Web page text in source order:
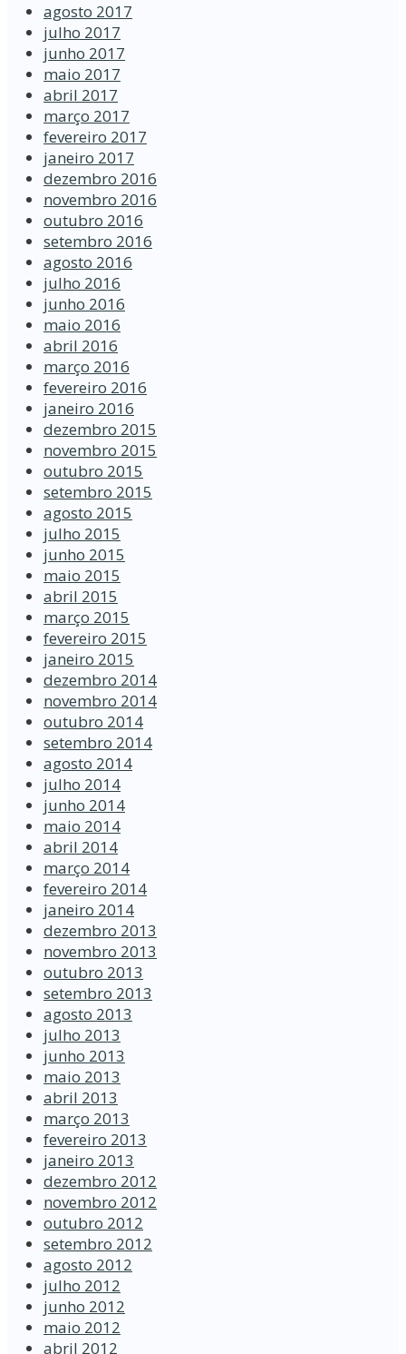
agosto 2017
julho 2017
junho 2017
maio 2017
abril 2017
março 2017
fevereiro 2017
janeiro 2017
dezembro 2016
novembro 2016
outubro 2016
setembro 2016
agosto 2016
julho 2016
junho 2016
maio 2016
abril 2016
março 2016
fevereiro 2016
janeiro 2016
dezembro 2015
novembro 2015
outubro 2015
setembro 2015
agosto 2015
julho 2015
junho 2015
maio 2015
abril 2015
março 2015
fevereiro 2015
janeiro 2015
dezembro 2014
novembro 2014
outubro 2014
setembro 2014
agosto 2014
julho 2014
junho 2014
maio 2014
abril 2014
março 2014
fevereiro 2014
janeiro 2014
dezembro 2013
novembro 2013
outubro 2013
setembro 2013
agosto 2013
julho 2013
junho 2013
maio 2013
abril 2013
março 2013
fevereiro 2013
janeiro 2013
dezembro 2012
novembro 2012
outubro 2012
setembro 2012
agosto 2012
julho 2012
junho 2012
maio 2012
abril 2012